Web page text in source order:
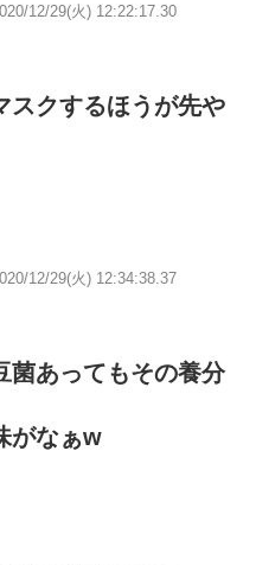
12/29(火) 12:22:17.30
スクするほうが先や
12/29(火) 12:34:38.37
菌あってもその養分
がなぁw